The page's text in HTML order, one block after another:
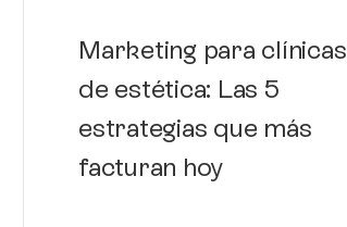
Marketing para clínicas
de estética: Las 5
estrategias que más
facturan hoy